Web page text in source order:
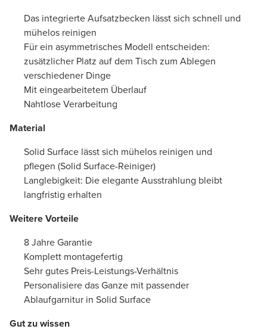
Das integrierte Aufsatzbecken lässt sich schnell und
mühelos reinigen
Für ein asymmetrisches Modell entscheiden:
zusätzlicher Platz auf dem Tisch zum Ablegen
verschiedener Dinge
Mit eingearbeitetem Überlauf
Nahtlose Verarbeitung
Material
Solid Surface lässt sich mühelos reinigen und
pflegen (Solid Surface-Reiniger)
Langlebigkeit: Die elegante Ausstrahlung bleibt
langfristig erhalten
Weitere Vorteile
8 Jahre Garantie
Komplett montagefertig
Sehr gutes Preis-Leistungs-Verhältnis
Personalisiere das Ganze mit passender
Ablaufgarnitur in Solid Surface
Gut zu wissen